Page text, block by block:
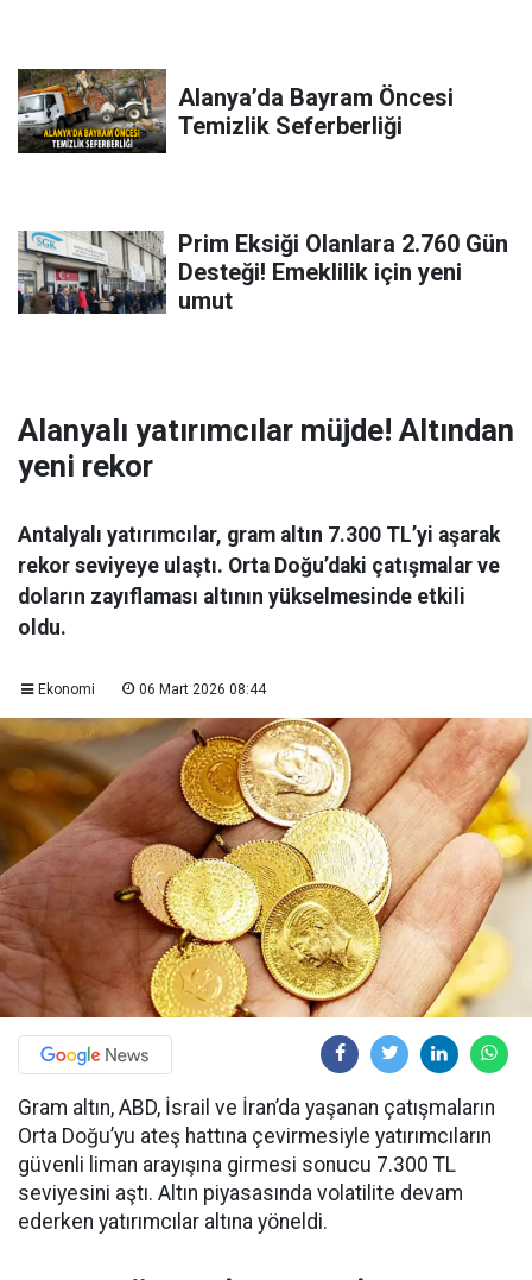
Alanya’da Bayram Öncesi
Temizlik Seferberliği
Prim Eksiği Olanlara 2.760 Gün
Desteği! Emeklilik için yeni
umut
Alanyalı yatırımcılar müjde! Altından
yeni rekor
Antalyalı yatırımcılar, gram altın 7.300 TL’yi aşarak
rekor seviyeye ulaştı. Orta Doğu’daki çatışmalar ve
doların zayıflaması altının yükselmesinde etkili
oldu.
Ekonomi 06 Mart 2026 08:44
Gram altın, ABD, İsrail ve İran’da yaşanan çatışmaların
Orta Doğu’yu ateş hattına çevirmesiyle yatırımcıların
güvenli liman arayışına girmesi sonucu 7.300 TL
seviyesini aştı. Altın piyasasında volatilite devam
ederken yatırımcılar altına yöneldi.